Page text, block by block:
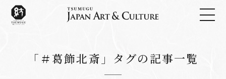
「＃葛飾北斎」タグの記事一覧